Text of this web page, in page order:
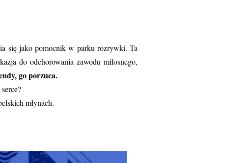
się jako pomocnik w parku rozrywki. Ta
do odchorowania zawodu miłosnego,
go porzuca.
młynach.